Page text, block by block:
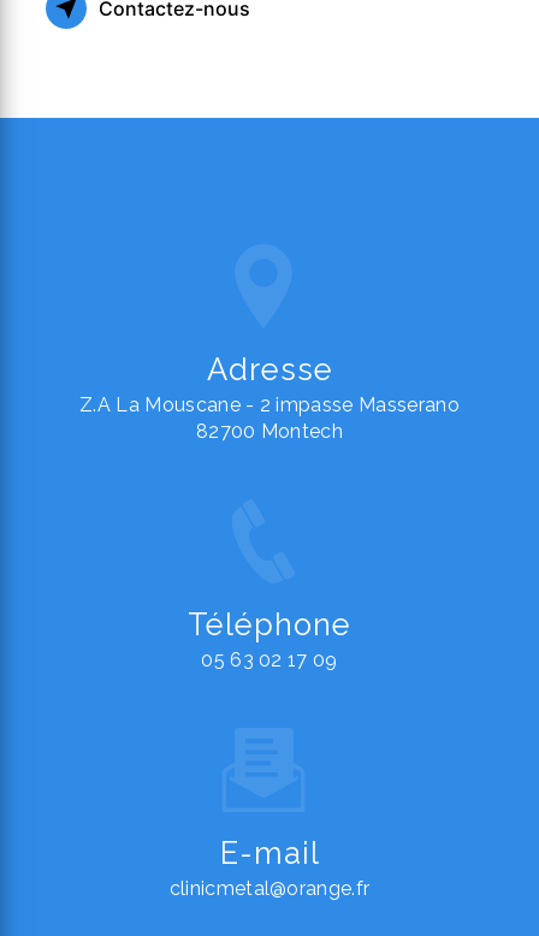
Contactez-nous
Adresse
Z.A La Mouscane - 2 impasse Masserano
82700 Montech
Téléphone
05 63 02 17 09
E-mail
clinicmetal@orange.fr